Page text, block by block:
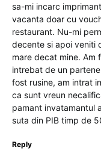
sa-mi incarc
vacanta doar cu
restaurant. Nu-mi
decente si apoi veniti
mare decat mine. Am
intrebat de un
fost rusine, am intrat
ca sunt vreun
pamant invatamantul
suta din PIB timp de
Reply